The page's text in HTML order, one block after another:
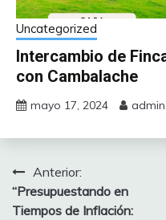
Uncategorized
Intercambio de
con Cambalache
mayo 17, 2024 admin
Navegación
de
Anterior:
“Presupuestando en
Tiempos de Inflación: